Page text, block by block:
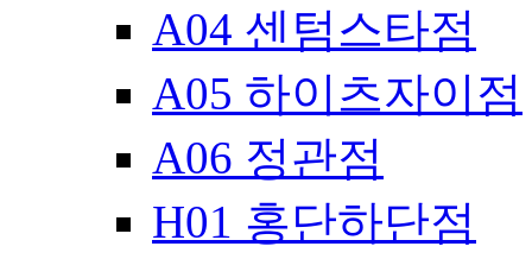
A04 센텀스타점
A05 하이츠자이점
A06 정관점
H01 홍단하단점